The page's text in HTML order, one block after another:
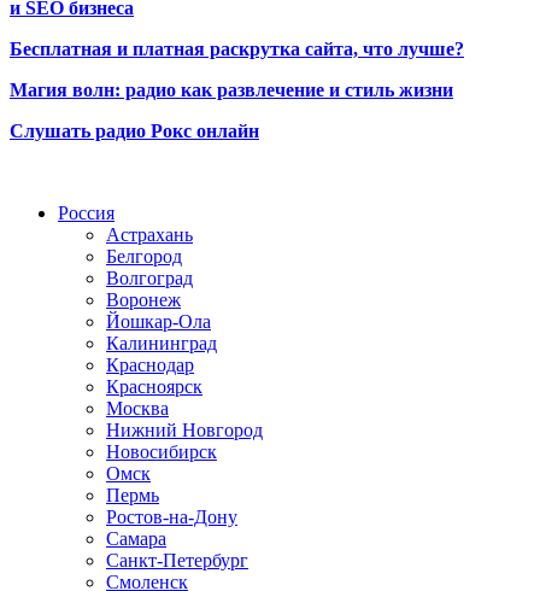
и SEO бизнеса
Бесплатная и платная раскрутка сайта, что лучше?
Магия волн: радио как развлечение и стиль жизни
Слушать радио Рокс онлайн
Россия
Астрахань
Белгород
Волгоград
Воронеж
Йошкар-Ола
Калининград
Краснодар
Красноярск
Москва
Нижний Новгород
Новосибирск
Омск
Пермь
Ростов-на-Дону
Самара
Санкт-Петербург
Смоленск